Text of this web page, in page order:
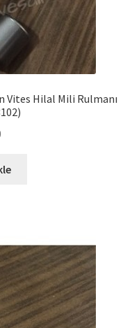
Vites Hilal Mili Rulmanı